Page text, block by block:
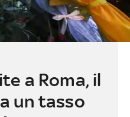
a Roma, il
un tasso